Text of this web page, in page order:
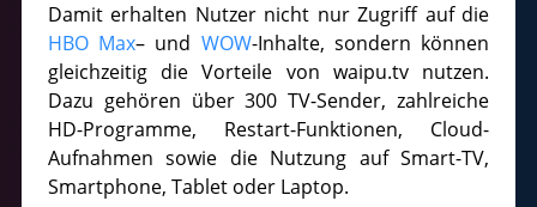
Damit erhalten Nutzer nicht nur Zugriff auf die
HBO Max– und WOW-Inhalte, sondern können
gleichzeitig die Vorteile von waipu.tv nutzen.
Dazu gehören über 300 TV-Sender, zahlreiche
HD-Programme, Restart-Funktionen, Cloud-
Aufnahmen sowie die Nutzung auf Smart-TV,
Smartphone, Tablet oder Laptop.